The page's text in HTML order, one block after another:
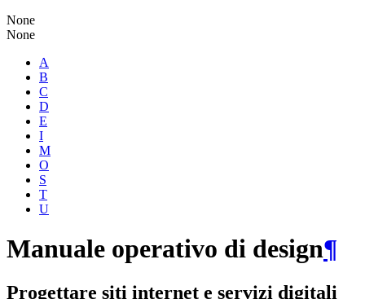
None
None
A
B
C
D
E
I
M
O
S
T
U
Manuale operativo di design¶
Progettare siti internet e servizi digitali